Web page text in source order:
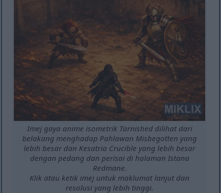
Imej gaya anime isometrik Tarnished dilihat dari
belakang menghadap Pahlawan Misbegotten yang
lebih besar dan Kesatria Crucible yang lebih besar
dengan pedang dan perisai di halaman Istana
Redmane.
Klik atau ketik imej untuk maklumat lanjut dan
resolusi yang lebih tinggi.